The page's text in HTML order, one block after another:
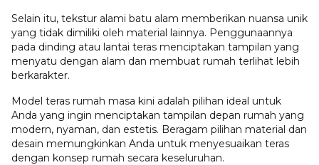
Selain itu, tekstur alami batu alam memberikan nuansa unik
yang tidak dimiliki oleh material lainnya. Penggunaannya
pada dinding atau lantai teras menciptakan tampilan yang
menyatu dengan alam dan membuat rumah terlihat lebih
berkarakter.
Model teras rumah masa kini adalah pilihan ideal untuk
Anda yang ingin menciptakan tampilan depan rumah yang
modern, nyaman, dan estetis. Beragam pilihan material dan
desain memungkinkan Anda untuk menyesuaikan teras
dengan konsep rumah secara keseluruhan.